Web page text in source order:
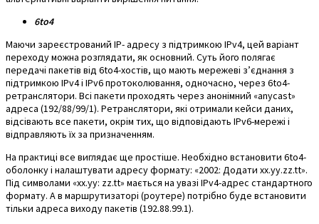
6to4
Маючи зареєстрований IP- адресу з підтримкою IPv4, цей варіант
переходу можна розглядати, як основний. Суть його полягає
передачі пакетів від 6to4-хостів, що мають мережеві з’єднання з
підтримкою IPv4 і IPv6 протоколювання, одночасно, через 6to4-
ретранслятори. Всі пакети проходять через анонімний «anycast»
адреса (192/88/99/1). Ретранслятори, які отримали кейси даних,
відсівають все пакети, окрім тих, що відповідають IPv6-мережі і
відправляють їх за призначенням.
На практиці все виглядає ще простіше. Необхідно встановити 6to4-
оболонку і налаштувати адресу формату: «2002: Додати xx.yy.zz.tt».
Під символами «xx.yy: zz.tt» мається на увазі IPv4-адрес стандартного
формату. А в маршрутизаторі (роутере) потрібно буде встановити
тільки адреса виходу пакетів (192.88.99.1).